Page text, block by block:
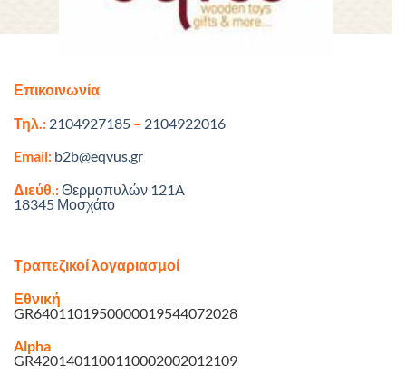
Επικοινωνία
Τηλ.: 2104927185 – 2104922016
Email: b2b@eqvus.gr
Διεύθ.:Θερμοπυλών 121A
18345 Μοσχάτο
Τραπεζικοί λογαριασμοί
Εθνική
GR6401101950000019544072028
Alpha
GR4201401100110002002012109